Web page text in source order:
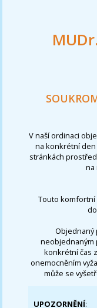
V naší ordinaci
na konkrétní den
stránkách
na
Touto komfortní
Objednaný
neobjednaným
konkrétní čas
onemocněním
může se
UPOZORNĚNÍ: